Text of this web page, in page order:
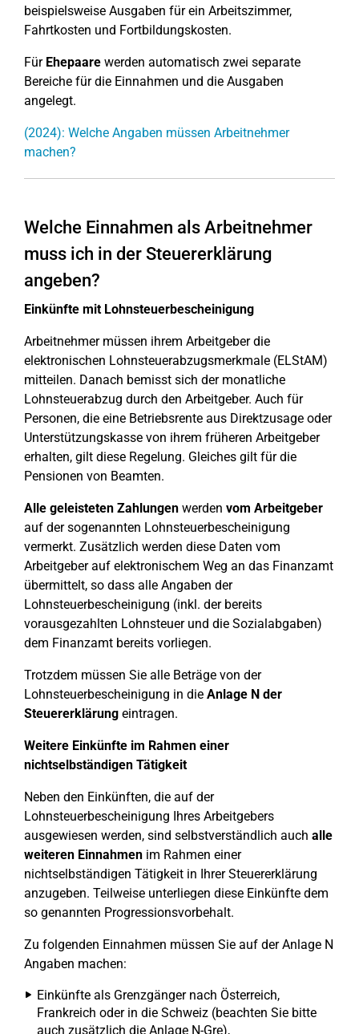
beispielsweise Ausgaben für ein Arbeitszimmer,
Fahrtkosten und Fortbildungskosten.
Für Ehepaare werden automatisch zwei separate
Bereiche für die Einnahmen und die Ausgaben
angelegt.
(2024): Welche Angaben müssen Arbeitnehmer
machen?
Welche Einnahmen als Arbeitnehmer
muss ich in der Steuererklärung
angeben?
Einkünfte mit Lohnsteuerbescheinigung
Arbeitnehmer müssen ihrem Arbeitgeber die
elektronischen Lohnsteuerabzugsmerkmale (ELStAM)
mitteilen. Danach bemisst sich der monatliche
Lohnsteuerabzug durch den Arbeitgeber. Auch für
Personen, die eine Betriebsrente aus Direktzusage oder
Unterstützungskasse von ihrem früheren Arbeitgeber
erhalten, gilt diese Regelung. Gleiches gilt für die
Pensionen von Beamten.
Alle geleisteten Zahlungen werden vom Arbeitgeber
auf der sogenannten Lohnsteuerbescheinigung
vermerkt. Zusätzlich werden diese Daten vom
Arbeitgeber auf elektronischem Weg an das Finanzamt
übermittelt, so dass alle Angaben der
Lohnsteuerbescheinigung (inkl. der bereits
vorausgezahlten Lohnsteuer und die Sozialabgaben)
dem Finanzamt bereits vorliegen.
Trotzdem müssen Sie alle Beträge von der
Lohnsteuerbescheinigung in die Anlage N der
Steuererklärung eintragen.
Weitere Einkünfte im Rahmen einer
nichtselbständigen Tätigkeit
Neben den Einkünften, die auf der
Lohnsteuerbescheinigung Ihres Arbeitgebers
ausgewiesen werden, sind selbstverständlich auch alle
weiteren Einnahmen im Rahmen einer
nichtselbständigen Tätigkeit in Ihrer Steuererklärung
anzugeben. Teilweise unterliegen diese Einkünfte dem
so genannten Progressionsvorbehalt.
Zu folgenden Einnahmen müssen Sie auf der Anlage N
Angaben machen:
Einkünfte als Grenzgänger nach Österreich,
Frankreich oder in die Schweiz (beachten Sie bitte
auch zusätzlich die Anlage N-Gre),